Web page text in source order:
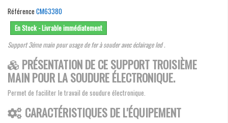
Référence CM63380
En Stock - Livrable immédiatement
Support 3éme main pour usage de fer à souder avec éclairage led .
PRÉSENTATION DE CE SUPPORT TROISIÈME
MAIN POUR LA SOUDURE ÉLECTRONIQUE.
Permet de faciliter le travail de soudure électronique.
CARACTÉRISTIQUES DE L'ÉQUIPEMENT